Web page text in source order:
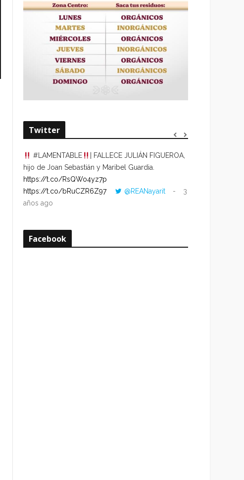
Twitter
#LAMENTABLE
| FALLECE JULIÁN FIGUEROA,
hijo de Joan Sebastián y Maribel Guardia.
https://t.co/RsQWo4yz7p
https://t.co/bRuCZR6Z97
@REANayarit
3
años ago
Facebook